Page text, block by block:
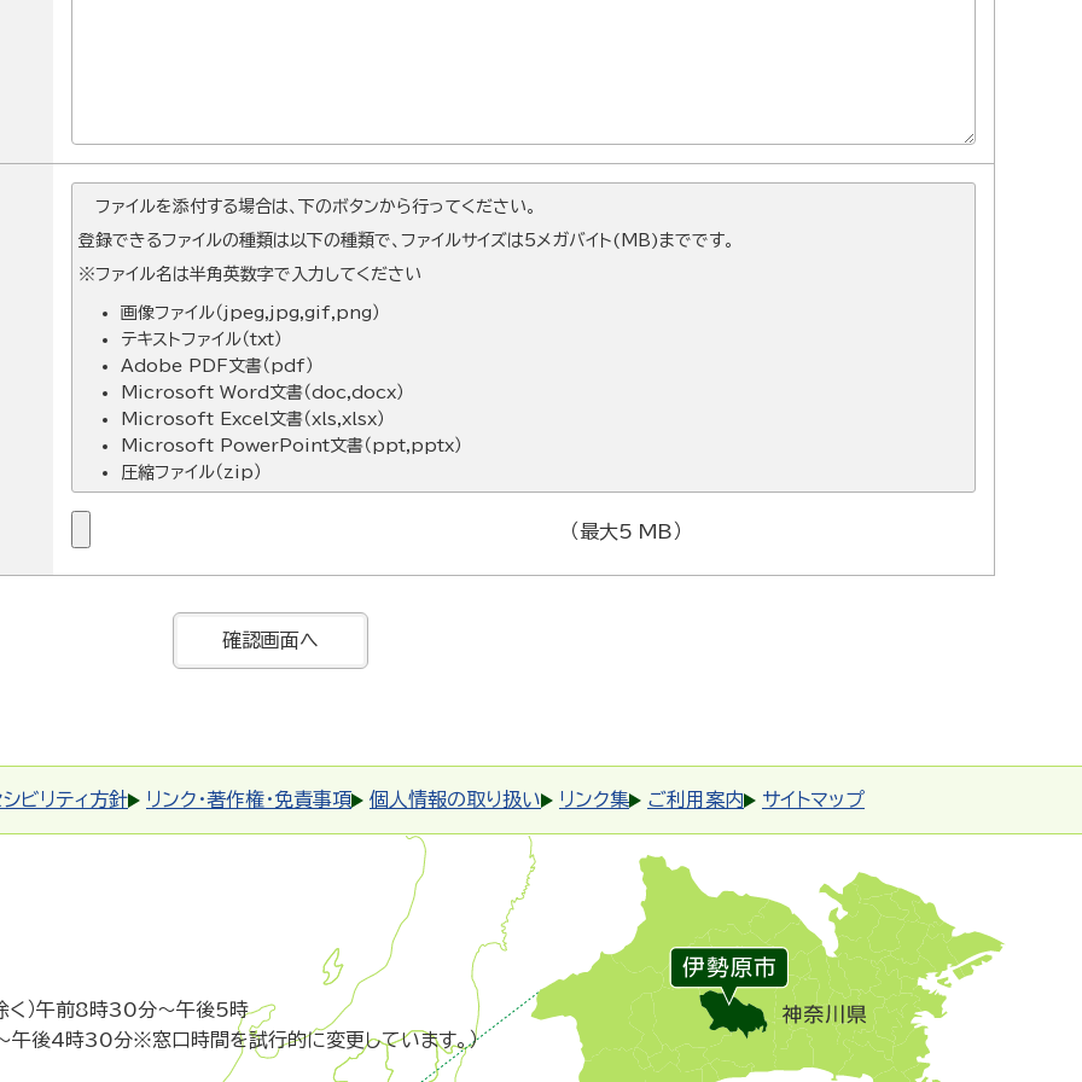
ファイルを添付する場合は、下のボタンから行ってください。
登録できるファイルの種類は以下の種類で、ファイルサイズは5メガバイト(MB)までです。
※ファイル名は半角英数字で入力してください
画像ファイル（jpeg,jpg,gif,png）
テキストファイル（txt）
Adobe PDF文書（pdf）
Microsoft Word文書（doc,docx）
Microsoft Excel文書（xls,xlsx）
Microsoft PowerPoint文書（ppt,pptx）
圧縮ファイル（zip）
（最大5 MB）
ビリティ方針 リンク・著作権・免責事項 個人情報の取り扱い リンク集 ご利用案内 サイトマップ
く）午前8時30分～午後5時
午後4時30分※窓口時間を試行的に変更しています。）